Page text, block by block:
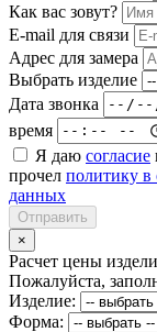
Как вас зовут?
E-mail для связи
Адрес для замера
Выбрать изделие
Дата звонка
время
Я даю согласие
прочел политику в
данных
Отправить
×
Расчет цены
Пожалуйста,
Изделие:
Форма: